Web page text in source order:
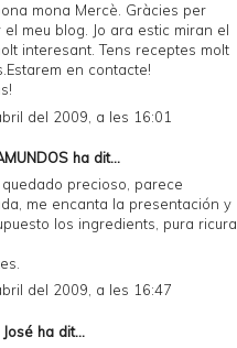
mona Mercè. Gràcies per
el meu blog. Jo ara estic miran el
interesant. Tens receptes molt
en contacte!
del 2009, a les 16:01
ha dit...
quedado precioso, parece
me encanta la presentación y
los ingredients, pura ricura.
del 2009, a les 16:47
ha dit...